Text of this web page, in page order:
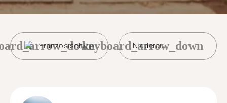
Französisch Nidderau
keyboard_arrow_down